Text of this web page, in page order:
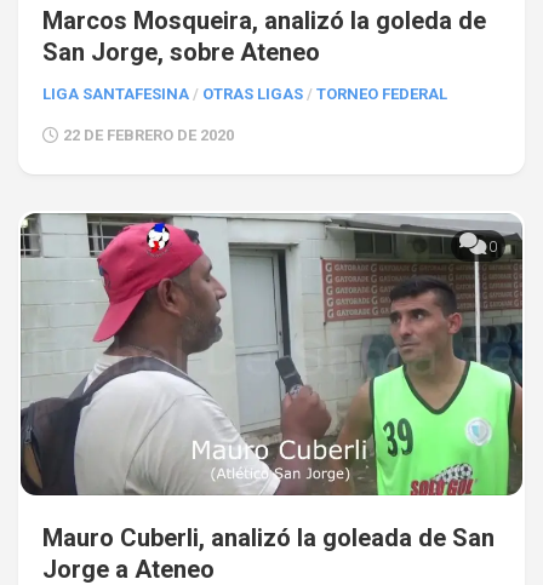
Marcos Mosqueira, analizó la goleda de
San Jorge, sobre Ateneo
LIGA SANTAFESINA / OTRAS LIGAS / TORNEO FEDERAL
22 DE FEBRERO DE 2020
0
Mauro Cuberli, analizó la goleada de San
Jorge a Ateneo